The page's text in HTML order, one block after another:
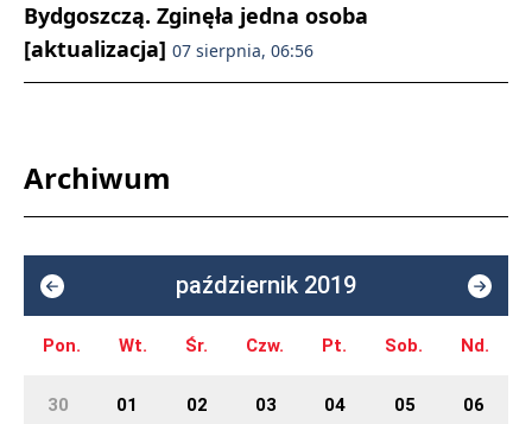
Bydgoszczą. Zginęła jedna osoba
[aktualizacja] 07 sierpnia, 06:56
Archiwum
październik 2019
Pon. Wt. Śr. Czw. Pt. Sob. Nd.
30 01 02 03 04 05 06